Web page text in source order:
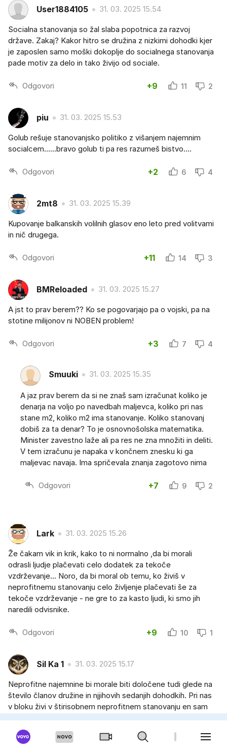
User1884105 31. 03. 2025 15.54
Socialna stanovanja so žal slaba popotnica za razvoj
države. Zakaj? Kakor hitro se družina z nizkimi dohodki kjer
je zaposlen samo moški dokoplje do socialnega stanovanja
pade motiv za delo in tako živijo od sociale.
Odgovori +9 11 2
piu 31. 03. 2025 15.53
Golub rešuje stanovanjsko politiko z višanjem najemnim
socialcem......bravo golub ti pa res razumeš bistvo....
Odgovori +2 6 4
2mt8 31. 03. 2025 15.39
Kupovanje balkanskih volilnih glasov eno leto pred volitvami
in nič drugega.
Odgovori +11 14 3
BMReloaded 31. 03. 2025 15.27
A jst to prav berem?? Ko se pogovarjajo pa o vojski, pa na
stotine milijonov ni NOBEN problem!
Odgovori +3 7 4
Smuuki 31. 03. 2025 15.35
A jaz prav berem da si ne znaš sam izračunat koliko je
denarja na voljo po navedbah maljevca, koliko pri nas
stane m2, koliko m2 ima stanovanje. Koliko stanovanj
dobiš za ta denar? To je osnovnošolska matematika.
Minister zavestno laže ali pa res ne zna množiti in deliti.
V tem izračunu je napaka v končnem znesku ki ga
maljevac navaja. Ima spričevala znanja zagotovo nima
Odgovori +7 9 2
Lark 31. 03. 2025 15.26
Že čakam vik in krik, kako to ni normalno ,da bi morali
odrasli ljudje plačevati celo dodatek za tekoče
vzdrževanje... Noro, da bi moral ob temu, ko živiš v
neprofitnemu stanovanju celo življenje plačevati še za
tekoče vzdrževanje - ne gre to za kasto ljudi, ki smo jih
naredili odvisnike.
Odgovori +9 10 1
Sil Ka 1 31. 03. 2025 15.17
Neprofitne najemnine bi morale biti določene tudi glede na
število članov družine in njjihovih sedanjih dohodkih. Pri nas
v bloku živi v štirisobnem neprofitnem stanovanju en sam
Tudi če je morda miljonar ohranja socialne bonitete.